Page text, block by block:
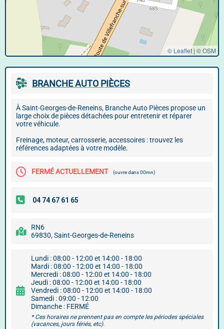
© Leaflet | ©OSM
BRANCHE AUTO PIÈCES
À Saint-Georges-de-Reneins, Branche Auto Pièces propose un
large choix de pièces détachées pour entretenir et réparer
votre véhicule.
Freinage, moteur, carrosserie, accessoires : trouvez les
références adaptées à votre modèle.
FERMÉ ACTUELLEMENT (ouvre dans 00mn)
RN6
69830, Saint-Georges-de-Reneins
Lundi : 08:00 - 12:00 et 14:00 - 18:00
Mardi : 08:00 - 12:00 et 14:00 - 18:00
Mercredi : 08:00 - 12:00 et 14:00 - 18:00
Jeudi : 08:00 - 12:00 et 14:00 - 18:00
Vendredi : 08:00 - 12:00 et 14:00 - 18:00
Samedi : 09:00 - 12:00
Dimanche : FERMÉ
* Ces horaires ne prennent pas en compte les périodes spéciales
(vacances, jours fériés, etc).